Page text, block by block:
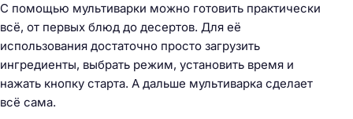
С помощью мультиварки можно готовить практически
всё, от первых блюд до десертов. Для её
использования достаточно просто загрузить
ингредиенты, выбрать режим, установить время и
нажать кнопку старта. А дальше мультиварка сделает
всё сама.